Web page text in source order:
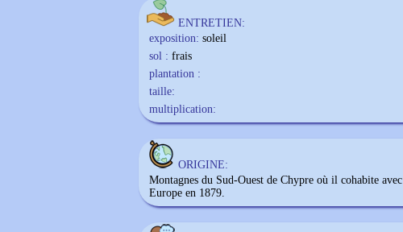
ENTRETIEN:
exposition: soleil
sol : frais
plantation :
taille:
multiplication:
ORIGINE:
Montagnes du Sud-Ouest de Chypre où il cohabite avec
Europe en 1879.